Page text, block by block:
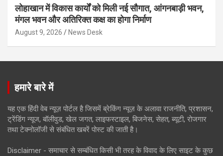
लोहाखान में विकास कार्यों को मिली नई सौगात, आंगनबाड़ी भवन,
मंगल भवन और अतिरिक्त कक्ष का होगा निर्माण
August 9, 2026 News Desk
हमारे बारे में
यह एक हिंदी वेब न्यूज़ पोर्टल है जिसमें ब्रेकिंग न्यूज़ के अलावा राजनीति, प्रशासन,
ट्रेंडिंग न्यूज, बॉलीवुड, खेल जगत, लाइफस्टाइल, बिजनेस, सेहत, ब्यूटी, रोजगार
तथा टेक्नोलॉजी से संबंधित खबरें पोस्ट की जाती है।
Disclaimer - समाचार से सम्बंधित किसी भी तरह के विवाद के लिए साइट के कुछ